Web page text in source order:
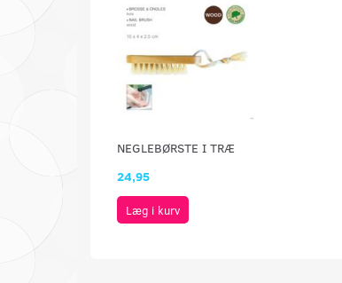
NEGLEBØRSTE I TRÆ
24,95
Læg i kurv